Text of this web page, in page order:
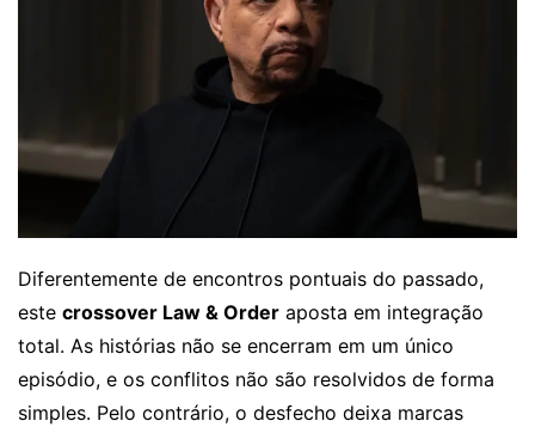
Diferentemente de encontros pontuais do passado,
este crossover Law & Order aposta em integração
total. As histórias não se encerram em um único
episódio, e os conflitos não são resolvidos de forma
simples. Pelo contrário, o desfecho deixa marcas